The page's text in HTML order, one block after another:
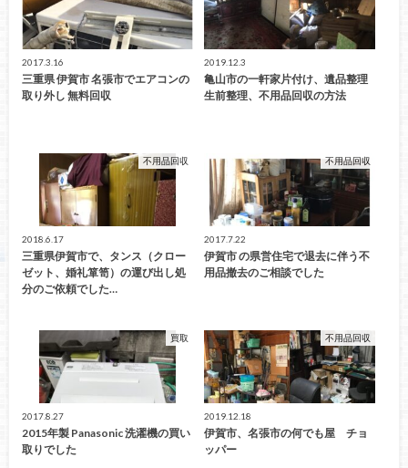
2017.3.16
三重県 伊賀市 名張市でエアコンの
取り外し 無料回収
2019.12.3
亀山市の一軒家片付け、遺品整理
生前整理、不用品回収の方法
不用品回収
2018.6.17
三重県伊賀市で、タンス（クロー
ゼット、婚礼箪笥）の運び出し処
分のご依頼でした…
不用品回収
2017.7.22
伊賀市 の県営住宅で退去に伴う不
用品撤去のご相談でした
買取
2017.8.27
2015年製 Panasonic 洗濯機の買い
取りでした
不用品回収
2019.12.18
伊賀市、名張市の何でも屋 チョ
ッパー